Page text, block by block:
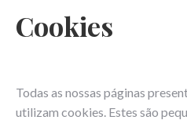
Cookies
Todas as nossas páginas
utilizam cookies. Estes são